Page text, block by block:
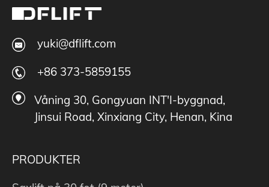
yuki@dflift.com
+86 373-5859155
Våning 30, Gongyuan INT'I-byggnad,
Jinsui Road, Xinxiang City, Henan, Kina
PRODUKTER